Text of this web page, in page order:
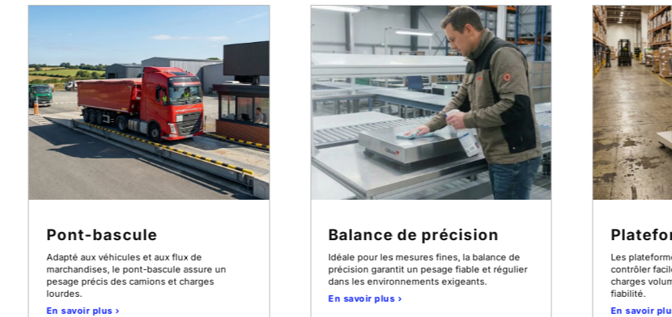
Pont-bascule
Adapté aux véhicules et aux flux de
marchandises, le pont-bascule assure un
pesage précis des camions et charges
lourdes.
En savoir plus ›
Balance de précision
Idéale pour les mesures fines, la balance de
précision garantit un pesage fiable et régulier
dans les environnements exigeants.
En savoir plus ›
Les
contrôler
charges
fiabilité.
En savoir